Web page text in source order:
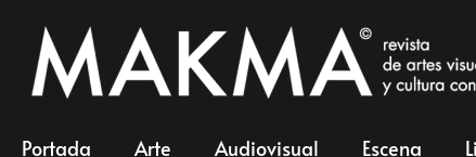
Portada Arte Audiovisual Escena